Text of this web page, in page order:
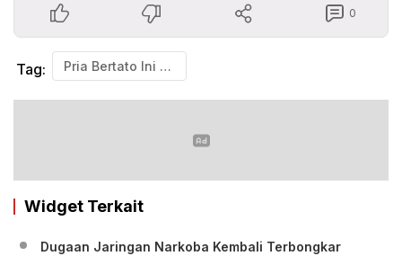
0
Tag: Pria Bertato Ini Ditembak Polisi saat hendak melarikan diri.
Widget Terkait
Dugaan Jaringan Narkoba Kembali Terbongkar